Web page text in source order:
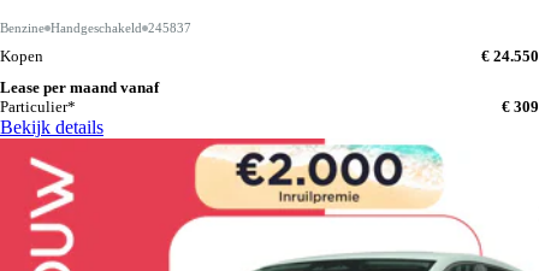
Benzine Handgeschakeld 245837
Kopen
€ 24.550
Lease per maand vanaf
Particulier*
€ 309
Bekijk details